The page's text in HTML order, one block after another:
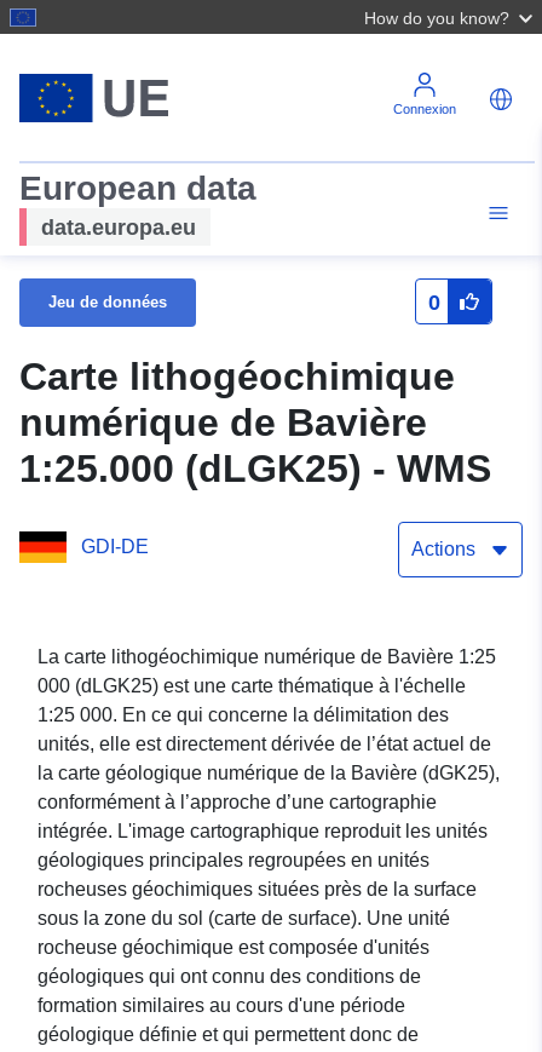
How do you know?
Connexion
European data
data.europa.eu
Jeu de données 0
Carte lithogéochimique
numérique de Bavière
1:25.000 (dLGK25) - WMS
GDI-DE Actions
La carte lithogéochimique numérique de Bavière 1:25
000 (dLGK25) est une carte thématique à l'échelle
1:25 000. En ce qui concerne la délimitation des
unités, elle est directement dérivée de l’état actuel de
la carte géologique numérique de la Bavière (dGK25),
conformément à l’approche d’une cartographie
intégrée. L'image cartographique reproduit les unités
géologiques principales regroupées en unités
rocheuses géochimiques situées près de la surface
sous la zone du sol (carte de surface). Une unité
rocheuse géochimique est composée d'unités
géologiques qui ont connu des conditions de
formation similaires au cours d'une période
géologique définie et qui permettent donc de